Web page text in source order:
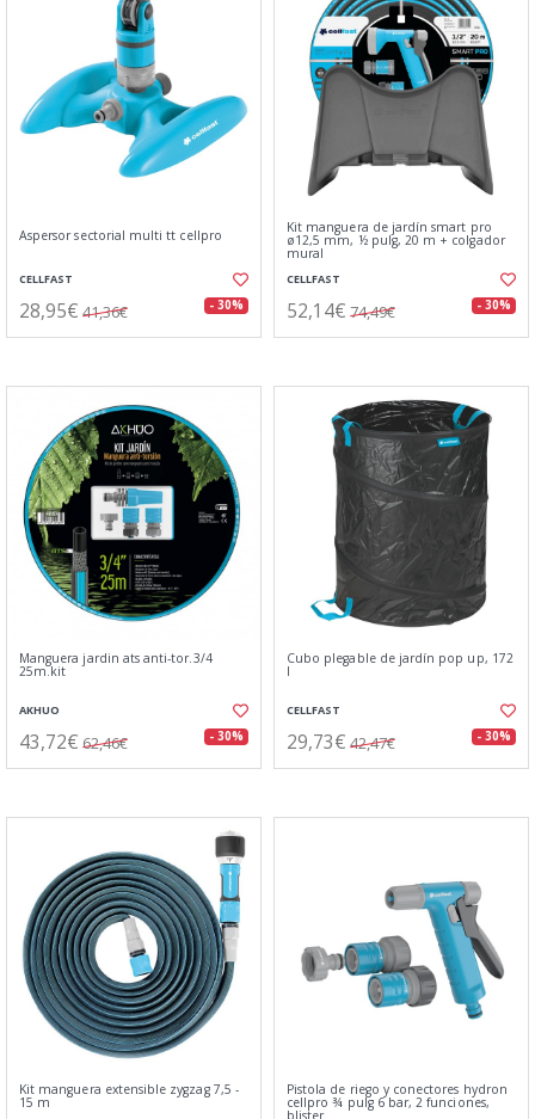
Aspersor sectorial multi tt cellpro
CELLFAST
28,95€ 41,36€ - 30%
Kit manguera de jardín smart pro
ø12,5 mm, ½ pulg, 20 m + colgador
mural
CELLFAST
52,14€ 74,49€ - 30%
Manguera jardin ats anti-tor.3/4
25m.kit
AKHUO
43,72€ 62,46€ - 30%
Cubo plegable de jardín pop up, 172
l
CELLFAST
29,73€ 42,47€ - 30%
Kit manguera extensible zygzag 7,5 -
15 m
Pistola de riego y conectores hydron
cellpro ¾ pulg 6 bar, 2 funciones,
blister